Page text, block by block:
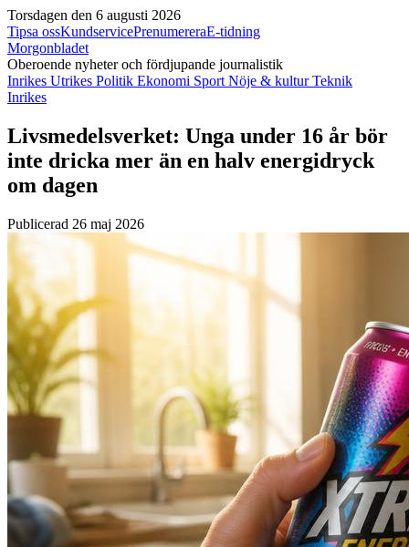
Torsdagen den 6 augusti 2026
Tipsa ossKundservicePrenumereraE-tidning
Morgonbladet
Oberoende nyheter och fördjupande journalistik
Inrikes Utrikes Politik Ekonomi Sport Nöje & kulturTeknik
Inrikes
Livsmedelsverket: Unga under 16 år bör
inte dricka mer än en halv energidryck
om dagen
Publicerad 26 maj 2026